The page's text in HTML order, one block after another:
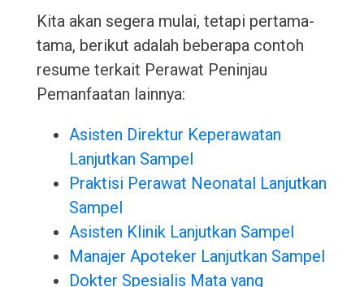
Kita akan segera mulai, tetapi pertama-
tama, berikut adalah beberapa contoh
resume terkait Perawat Peninjau
Pemanfaatan lainnya:
Asisten Direktur Keperawatan
Lanjutkan Sampel
Praktisi Perawat Neonatal Lanjutkan
Sampel
Asisten Klinik Lanjutkan Sampel
Manajer Apoteker Lanjutkan Sampel
Dokter Spesialis Mata yang